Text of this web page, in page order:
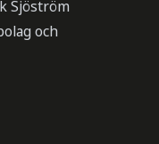
Sjöström
och